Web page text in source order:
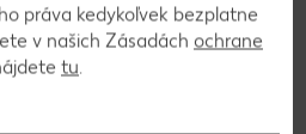
práva kedykoľvek bezplatne
v našich Zásadách ochrane
tu.